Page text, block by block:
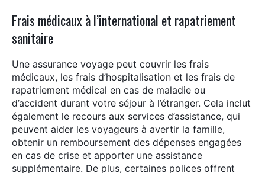
Frais médicaux à l’international et rapatriement
sanitaire
Une assurance voyage peut couvrir les frais
médicaux, les frais d’hospitalisation et les frais de
rapatriement médical en cas de maladie ou
d’accident durant votre séjour à l’étranger. Cela inclut
également le recours aux services d’assistance, qui
peuvent aider les voyageurs à avertir la famille,
obtenir un remboursement des dépenses engagées
en cas de crise et apporter une assistance
supplémentaire. De plus, certaines polices offrent